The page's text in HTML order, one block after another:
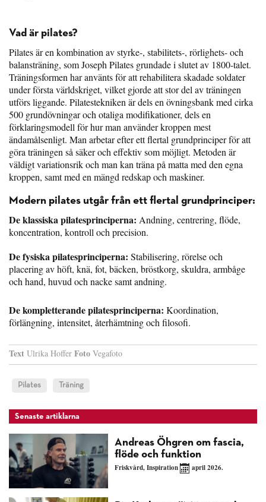
Vad är pilates?
Pilates är en kombination av styrke-, stabilitets-, rörlighets- och
balansträning, som Joseph Pilates grundade i slutet av 1800-talet.
Träningsformen har använts för att rehabilitera skadade soldater
under första världskriget, vilket gjorde att stor del av träningen
utförs liggande. Pilatestekniken är dels en övningsbank med cirka
500 grundövningar och otaliga modifikationer, dels en
förklaringsmodell för hur man använder kroppen mest
ändamålsenligt. Man arbetar efter ett flertal grundprinciper för att
göra träningen så säker och effektiv som möjligt. Metoden är
väldigt variationsrik och man kan träna på matta med den egna
kroppen, samt med en mängd redskap och maskiner.
Modern pilates utgår från ett flertal grundprinciper:
De klassiska pilatesprinciperna: Andning, centrering, flöde,
koncentration, kontroll och precision.
De fysiska pilatesprinciperna: Stabilisering, rörelse och
placering av höft, knä, fot, bäcken, bröstkorg, skuldra, armbåge
och hand, huvud och nacke samt andning.
De kompletterande pilatesprinciperna: Koordination,
förlängning, intensitet, återhämtning och filosofi.
Text Ulrika Hoffer Foto Vegafoto
Pilates Träning
Senaste artiklarna
Andreas Öhgren om fascia,
flöde och funktion
Friskvård,Inspiration april 2026.